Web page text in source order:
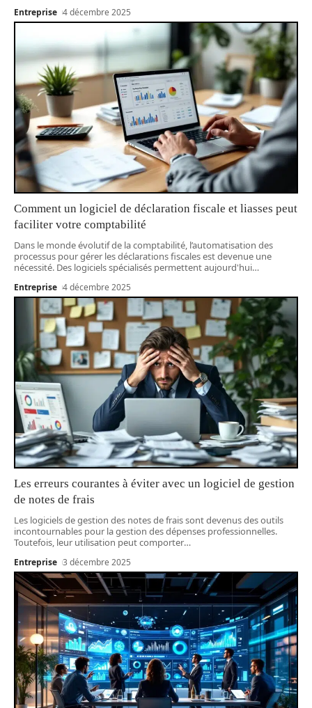
Entreprise 4 décembre 2025
Comment un logiciel de déclaration fiscale et liasses peut
faciliter votre comptabilité
Dans le monde évolutif de la comptabilité, l’automatisation des
processus pour gérer les déclarations fiscales est devenue une
nécessité. Des logiciels spécialisés permettent aujourd'hui…
Entreprise 4 décembre 2025
Les erreurs courantes à éviter avec un logiciel de gestion
de notes de frais
Les logiciels de gestion des notes de frais sont devenus des outils
incontournables pour la gestion des dépenses professionnelles.
Toutefois, leur utilisation peut comporter…
Entreprise 3 décembre 2025